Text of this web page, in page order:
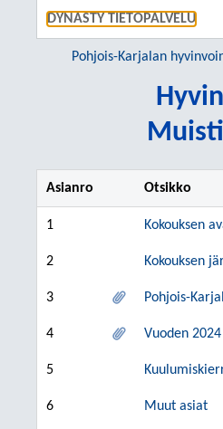
DYNASTY TIETOPALVELU
Asianro Otsikko
1 Kokouksen
2 Kokouksen
3 Pohjois-
4 Vuoden
5
6 Muut asiat